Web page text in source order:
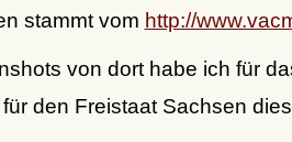
stammt vom http://
von dort habe ich für
den Freistaat Sachsen